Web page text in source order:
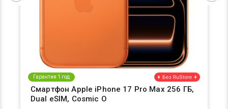
Гарантия 1 год
Смартфон Apple iPhone 17 Pro Max 256 ГБ,
Dual eSIM, Cosmic O